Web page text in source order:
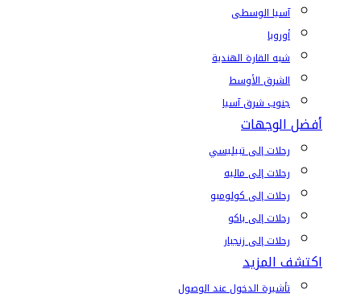
آسيا الوسطى
أوروبا
شبه القارة الهندية
الشرق الأوسط
جنوب شرق آسيا
أفضل الوجهات
رحلات إلى تبيليسي
رحلات إلى ماليه
رحلات إلى كولومبو
رحلات إلى باكو
رحلات إلى زنجبار
اكتشف المزيد
تأشيرة الدخول عند الوصول